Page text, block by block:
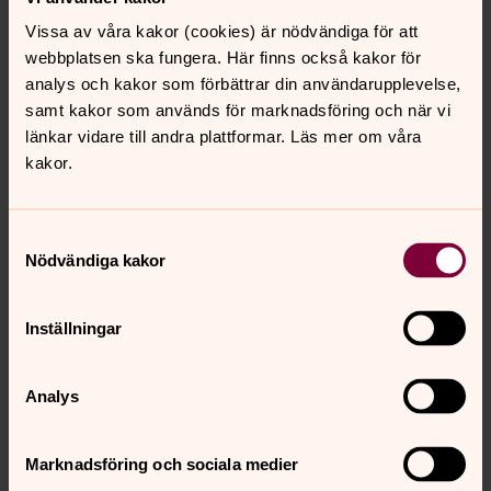
Vissa av våra kakor (cookies) är nödvändiga för att
webbplatsen ska fungera. Här finns också kakor för
analys och kakor som förbättrar din användarupplevelse,
samt kakor som används för marknadsföring och när vi
länkar vidare till andra plattformar. Läs mer om våra
kakor.
Nödvändiga kakor
Inställningar
Analys
Marknadsföring och sociala medier
Julens berättelser
Vi firar jul för att Jesus föddes. Gud blev en människa,
föddes liten och värnlös, en bebis som redan från början
befann sig under ett hot.
Bryt en tradition
krossar drömmar och slår sönder liv – varje dag. Det är
hög tid att bryta skadliga traditioner. Var med i kampen
för allas rätt till ett värdigt liv!
Barnens jul
längtan och förväntan. Här har vi samlat lite berättelser
om julen och material från söndagsskolan i Breviks kyrka.